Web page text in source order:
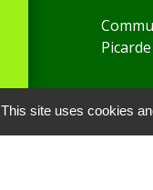
Picarde
This site uses cookies